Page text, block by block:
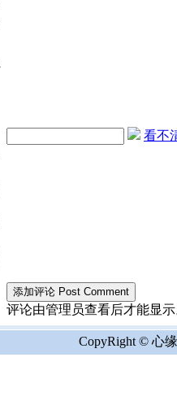
看不
评论由管理员查看后才能显示
CopyRight © 心